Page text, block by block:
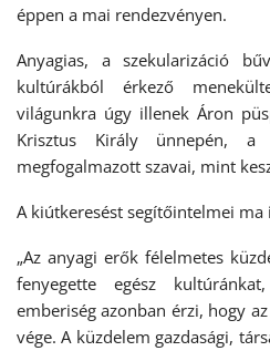
éppen a mai rendezvényen.
Anyagias, a szekularizáció
kultúrákból érkező
világunkra úgy illenek Áron
Krisztus Király ünnepén, a
megfogalmazott szavai, mint
A kiútkeresést segítőintelmei ma
„Az anyagi erők félelmetes
fenyegette egész
emberiség azonban érzi, hogy
vége. A küzdelem gazdasági,